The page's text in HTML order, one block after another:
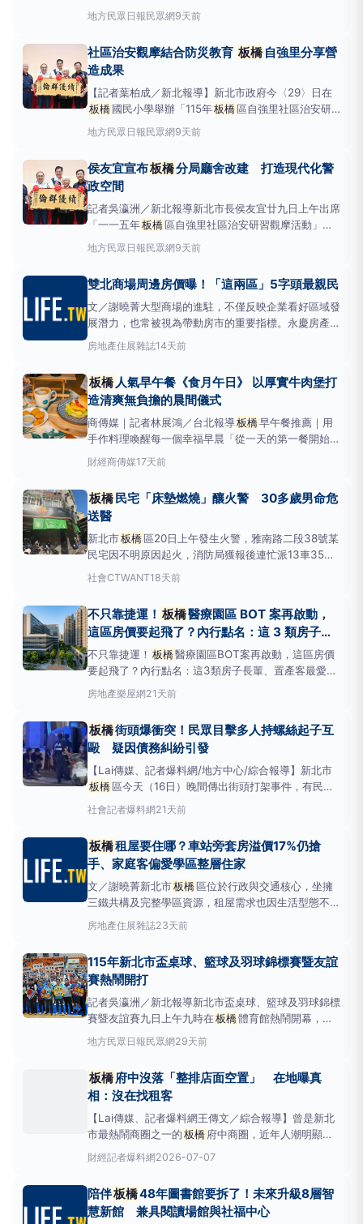
微旅行，帶領住民走訪淡江大橋工程美學特展及十三行
博物館，在欣賞國際級建築設計之餘，也透過考古文物
活化身心。板橋榮家主任陳桂美表示，高齡者外出旅
遊
地方民眾日報民眾網9天前
社區治安觀摩結合防災教育 板橋 自強里分享營
造成果
【記者葉柏成／新北報導】新北市政府今〈29〉日在
板橋國民小學舉辦「115年板橋區自強里社區治安研
習觀摩活動」，邀集各區里長、守望相助隊及社區幹部
交流治安營造經驗，並安排婦幼安全、防災韌性、消防
區自主防災及守望能力，打造更安全、更具韌性的生活
環境
地方民眾日報民眾網9天前
侯友宜宣布板橋分局廳舍改建 打造現代化警
政空間
記者吳瀛洲／新北報導新北市長侯友宜廿九日上午出席
「一一五年板橋區自強里社區治安研習觀摩活動」，
頒贈「績優群倫」獎牌表揚自強里長張雪嬰，肯定其長
年為社區治安的付出，並感謝里長、守望相助隊及所有
的板橋警分局將改建，未來將打造現代化警政空間，
提升
地方民眾日報民眾網9天前
雙北商場周邊房價曝！「這兩區」5字頭最親民
文／謝曉菁大型商場的進駐，不僅反映企業看好區域發
展潛力，也常被視為帶動房市的重要指標。永慶房產集
團盤點雙北今年即將開幕及已開工的大型商場，並統計
周邊800公尺內住宅近一年價量表現，發現新北市有3
TPARK」周邊住宅平均單價僅約56.2萬元；此外
房地產住展雜誌14天前
板橋 人氣早午餐《食月午日》 以厚實牛肉堡打
造清爽無負擔的晨間儀式
商傳媒｜記者林展鴻／台北報導板橋早午餐推薦｜用
手作料理喚醒每一個幸福早晨「從一天的第一餐開始照
顧自己。」是《食月午日》的料理箴言。隱身於
亞東商圈的這間早午餐店，憑藉手作餐點與對用餐儀式
更是在Google評論中獲得數百
財經商傳媒17天前
板橋民宅「床墊燃燒」釀火警 30多歲男命危
送醫
新北市板橋區20日上午發生火警，雅南路二段38號某
民宅因不明原因起火，消防局獲報後連忙派13車35人
前往搶救，在屋內發現30多歲男性，但救出時他已無
生命跡象，確切案情仍須釐清。20日上午7時許，該6
附近民眾見狀連忙通報消防局，消防局派遣2個大隊、
5個分
社會CTWANT18天前
不只靠捷運！ 板橋醫療園區 BOT 案再啟動，
這區房價要起飛了？內行點名：這 3 類房子長
輩、置產客最愛！
不只靠捷運！ 板橋醫療園區BOT案再啟動，這區房價
要起飛了？內行點名：這3類房子長輩、置產客最愛！
過往買房高度綑綁捷運站點的思維，正逐步向「生醫紅
利」靠攏。隨著
板橋
圈的不動產板塊正由高階醫護人員與銀髮置產族重新定
錨
房地產樂屋網21天前
板橋街頭爆衝突！民眾目擊多人持螺絲起子互
毆 疑因債務糾紛引發
【Lai傳媒、記者爆料網/地方中心/綜合報導】新北市
板橋區今天（16日）晚間傳出街頭打架事件，有民眾
將現場畫面分享到社群平台，指出疑似有多人因債務糾
紛發生衝突，甚至有人持螺絲起子互相攻擊，警方獲報
攝影片的民眾表示，當時行經現場時，已看見多名男子
聚集
社會記者爆料網21天前
板橋租屋要住哪？車站旁套房溢價17%仍搶
手、家庭客偏愛學區整層住家
文／謝曉菁新北市板橋區位於行政與交通核心，坐擁
三鐵共構及完整學區資源，租屋需求也因生活型態不同
而出現明顯分眾。新北市
租賃實價登錄資料，發現車站周邊以套房最受歡迎，即
租；至於國中學區周邊，則以家庭客為主，整戶出
房地產住展雜誌23天前
115年新北市盃桌球、籃球及羽球錦標賽暨友誼
賽熱鬧開打
記者吳瀛洲／新北報導新北市盃桌球、籃球及羽球錦標
賽暨友誼賽九日上午九時在板橋體育館熱鬧開幕，這
次參賽隊有桌球四十七隊、籃球卅八隊、羽球六十六
隊，總計一五一隊約一千八百名選手同場競技，賽事將
與媒體朋友進行友誼賽，以球相會，情誼加倍。副
地方民眾日報民眾網29天前
板橋府中沒落「整排店面空置」 在地曝真
相：沒在找租客
【Lai傳媒、記者爆料網王傳文／綜合報導】曾是新北
市最熱鬧商圈之一的板橋府中商圈，近年人潮明顯減
少。近日有民眾在社群平台分享現場照片，只見一整排
店面鐵門深鎖、遲遲未見新店家進駐，感嘆昔日繁華景
的居民透露，地主多年來早已靠租金累積可觀收益，如
今與其等待
財經記者爆料網2026-07-07
陪伴板橋48年圖書館要拆了！未來升級8層智
慧新館 兼具閱讀場館與社福中心